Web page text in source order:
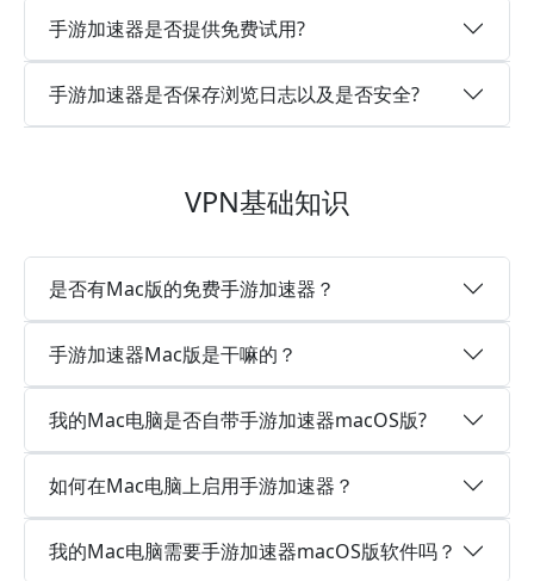
手游加速器是否提供免费试用?
手游加速器是否保存浏览日志以及是否安全?
VPN基础知识
是否有Mac版的免费手游加速器？
手游加速器Mac版是干嘛的？
我的Mac电脑是否自带手游加速器macOS版?
如何在Mac电脑上启用手游加速器？
我的Mac电脑需要手游加速器macOS版软件吗？